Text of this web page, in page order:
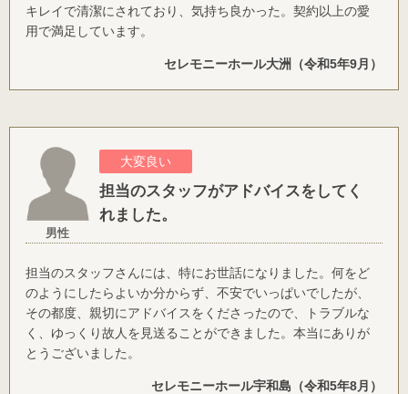
キレイで清潔にされており、気持ち良かった。契約以上の愛
用で満足しています。
セレモニーホール大洲（令和5年9月）
男性
大変良い
担当のスタッフがアドバイスをしてく
れました。
担当のスタッフさんには、特にお世話になりました。何をど
のようにしたらよいか分からず、不安でいっぱいでしたが、
その都度、親切にアドバイスをくださったので、トラブルな
く、ゆっくり故人を見送ることができました。本当にありが
とうございました。
セレモニーホール宇和島（令和5年8月）